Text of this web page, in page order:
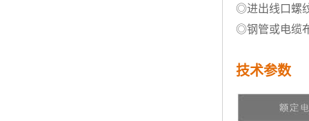
◎进出线口螺
◎钢管或电缆
技术参数